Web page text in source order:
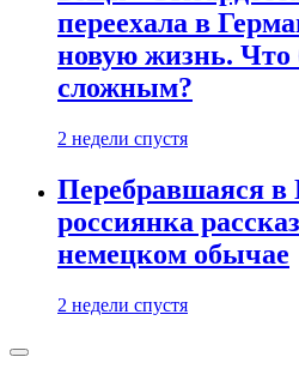
переехала в
новую жизнь.
сложным?
2 недели спустя
Перебравшаяся в
россиянка
немецком обычае
2 недели спустя